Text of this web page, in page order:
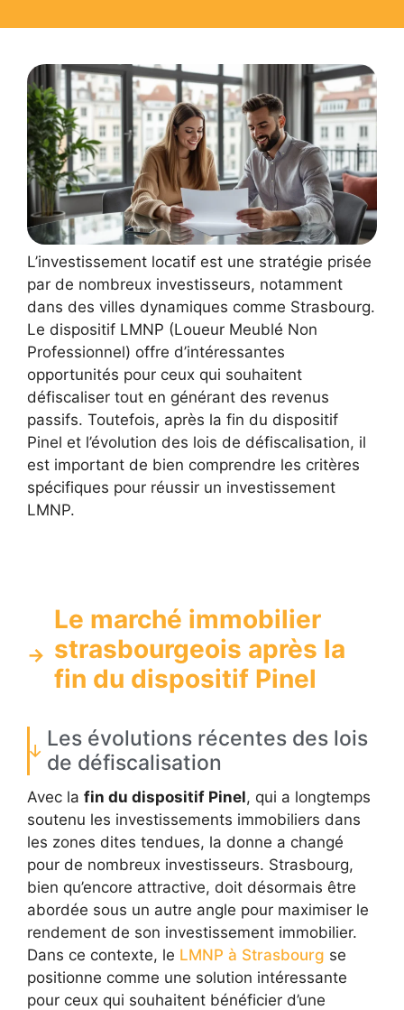
L’investissement locatif est une stratégie prisée
par de nombreux investisseurs, notamment
dans des villes dynamiques comme Strasbourg.
Le dispositif LMNP (Loueur Meublé Non
Professionnel) offre d’intéressantes
opportunités pour ceux qui souhaitent
défiscaliser tout en générant des revenus
passifs. Toutefois, après la fin du dispositif
Pinel et l’évolution des lois de défiscalisation, il
est important de bien comprendre les critères
spécifiques pour réussir un investissement
LMNP.
Le marché immobilier
strasbourgeois après la
fin du dispositif Pinel
Les évolutions récentes des lois
de défiscalisation
Avec la fin du dispositif Pinel, qui a longtemps
soutenu les investissements immobiliers dans
les zones dites tendues, la donne a changé
pour de nombreux investisseurs. Strasbourg,
bien qu’encore attractive, doit désormais être
abordée sous un autre angle pour maximiser le
rendement de son investissement immobilier.
Dans ce contexte, le LMNP à Strasbourg se
positionne comme une solution intéressante
pour ceux qui souhaitent bénéficier d’une